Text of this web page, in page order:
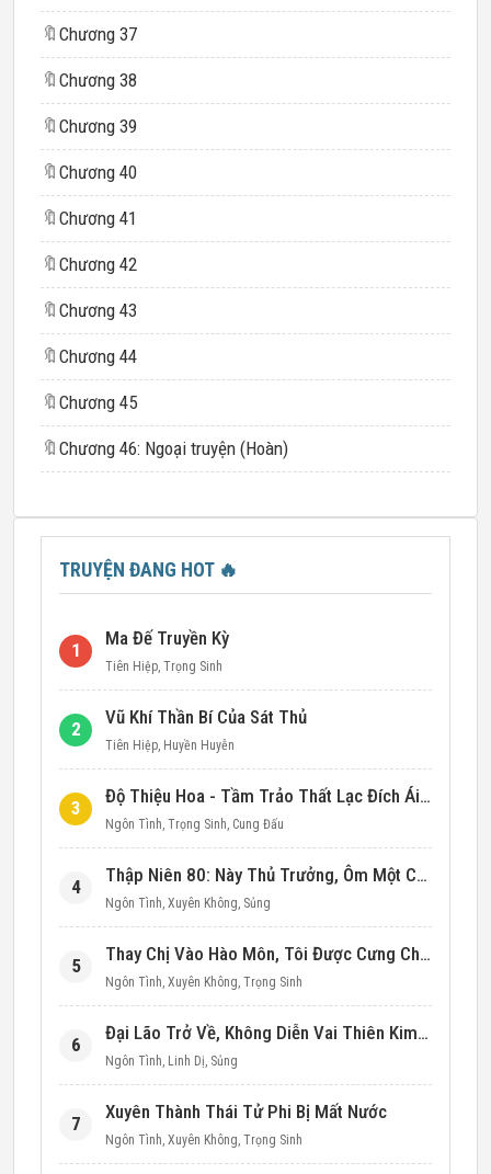
🔖 Chương 37
🔖 Chương 38
🔖 Chương 39
🔖 Chương 40
🔖 Chương 41
🔖 Chương 42
🔖 Chương 43
🔖 Chương 44
🔖 Chương 45
🔖 Chương 46: Ngoại truyện (Hoàn)
TRUYỆN ĐANG HOT 🔥
1
Ma Đế Truyền Kỳ
Tiên Hiệp, Trọng Sinh
2
Vũ Khí Thần Bí Của Sát Thủ
Tiên Hiệp, Huyền Huyễn
3
Độ Thiệu Hoa - Tầm Trảo Thất Lạc Đích Ái Tình
Ngôn Tình, Trọng Sinh, Cung Đấu
4
Thập Niên 80: Này Thủ Trưởng, Ôm Một Cái Đi!
Ngôn Tình, Xuyên Không, Sủng
5
Thay Chị Vào Hào Môn, Tôi Được Cưng Chiều Hết Mực (Thập Niên 90)
Ngôn Tình, Xuyên Không, Trọng Sinh
6
Đại Lão Trở Về, Không Diễn Vai Thiên Kim Giả Nữa
Ngôn Tình, Linh Dị, Sủng
7
Xuyên Thành Thái Tử Phi Bị Mất Nước
Ngôn Tình, Xuyên Không, Trọng Sinh